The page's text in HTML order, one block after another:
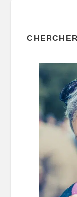
Search
for: